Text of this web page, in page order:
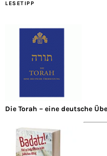
LESETIPP
Die Torah – eine deutsche